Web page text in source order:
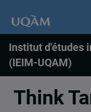
Institut d'études
(IEIM-UQAM)
Think